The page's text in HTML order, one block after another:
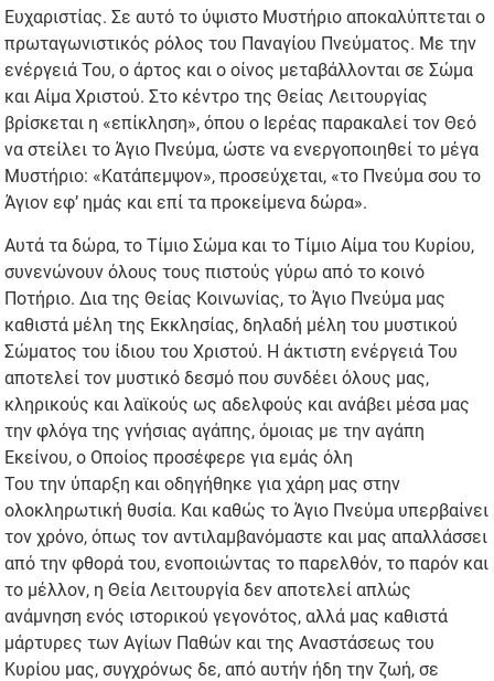
Ευχαριστίας. Σε αυτό το ύψιστο Μυστήριο αποκαλύπτεται ο
πρωταγωνιστικός ρόλος του Παναγίου Πνεύματος. Με την
ενέργειά Του, ο άρτος και ο οίνος μεταβάλλονται σε Σώμα
και Αίμα Χριστού. Στο κέντρο της Θείας Λειτουργίας
βρίσκεται η «επίκληση», όπου ο Ιερέας παρακαλεί τον Θεό
να στείλει το Άγιο Πνεύμα, ώστε να ενεργοποιηθεί το μέγα
Μυστήριο: «Κατάπεμψον», προσεύχεται, «το Πνεύμα σου το
Άγιον εφ’ ημάς και επί τα προκείμενα δώρα».
Αυτά τα δώρα, το Τίμιο Σώμα και το Τίμιο Αίμα του Κυρίου,
συνενώνουν όλους τους πιστούς γύρω από το κοινό
Ποτήριο. Δια της Θείας Κοινωνίας, το Άγιο Πνεύμα μας
καθιστά μέλη της Εκκλησίας, δηλαδή μέλη του μυστικού
Σώματος του ίδιου του Χριστού. Η άκτιστη ενέργειά Του
αποτελεί τον μυστικό δεσμό που συνδέει όλους μας,
κληρικούς και λαϊκούς ως αδελφούς και ανάβει μέσα μας
την φλόγα της γνήσιας αγάπης, όμοιας με την αγάπη
Εκείνου, ο Οποίος προσέφερε για εμάς όλη
Του την ύπαρξη και οδηγήθηκε για χάρη μας στην
ολοκληρωτική θυσία. Και καθώς το Άγιο Πνεύμα υπερβαίνει
τον χρόνο, όπως τον αντιλαμβανόμαστε και μας απαλλάσσει
από την φθορά του, ενοποιώντας το παρελθόν, το παρόν και
το μέλλον, η Θεία Λειτουργία δεν αποτελεί απλώς
ανάμνηση ενός ιστορικού γεγονότος, αλλά μας καθιστά
μάρτυρες των Αγίων Παθών και της Αναστάσεως του
Κυρίου μας, συγχρόνως δε, από αυτήν ήδη την ζωή, σε